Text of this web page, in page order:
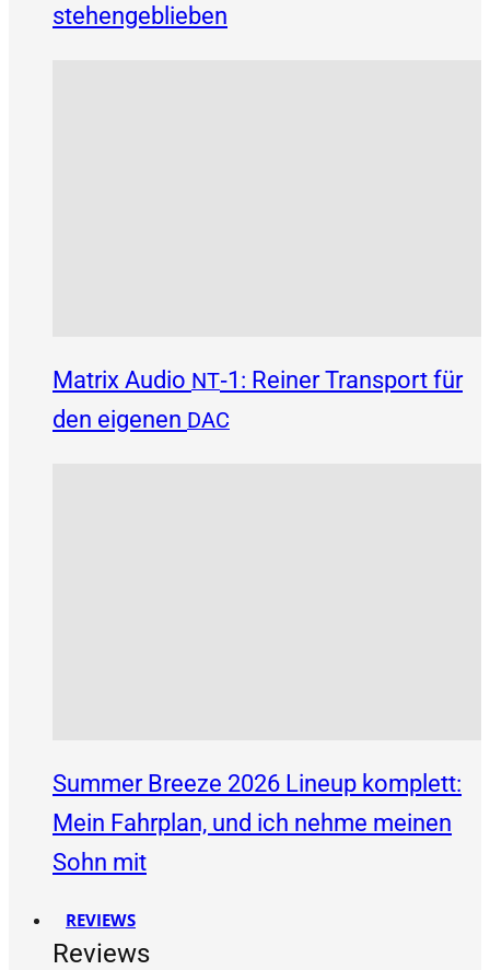
stehengeblieben
Matrix Audio NT‑1: Reiner Transport für
den eigenen DAC
Summer Breeze 2026 Lineup komplett:
Mein Fahrplan, und ich nehme meinen
Sohn mit
REVIEWS
Reviews